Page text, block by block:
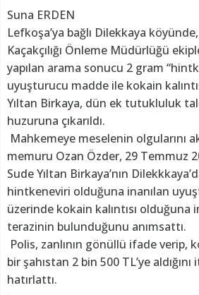
Suna ERDEN
Lefkoşa’ya bağlı Dilekkaya
Kaçakçılığı Önleme Müdürlüğü
yapılan arama sonucu 2 gram
uyuşturucu madde ile kokain
Yıltan Birkaya, dün ek tutukluluk
huzuruna çıkarıldı.
Mahkemeye meselenin olgularını
memuru Ozan Özder, 29 Temmuz
Sude Yıltan Birkaya’nın
hintkeneviri olduğuna inanılan
üzerinde kokain kalıntısı olduğuna
terazinin bulunduğunu anımsattı.
Polis, zanlının gönüllü ifade verip,
bir şahıstan 2 bin 500 TL’ye
hatırlattı.